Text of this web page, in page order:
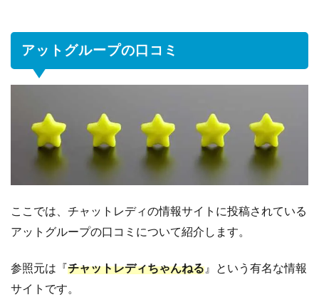
アットグループの口コミ
ここでは、チャットレディの情報サイトに投稿されている
アットグループの口コミについて紹介します。
参照元は『チャットレディちゃんねる 』という有名な情報
サイトです。